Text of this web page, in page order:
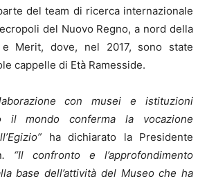
del team di ricerca internazionale
del Nuovo Regno, a nord della
Merit, dove, nel 2017, sono state
cappelle di Età Ramesside.
con musei e istituzioni
il mondo conferma la vocazione
ha dichiarato la Presidente
. “Il confronto e l’approfondimento
base dell’attività del Museo che ha